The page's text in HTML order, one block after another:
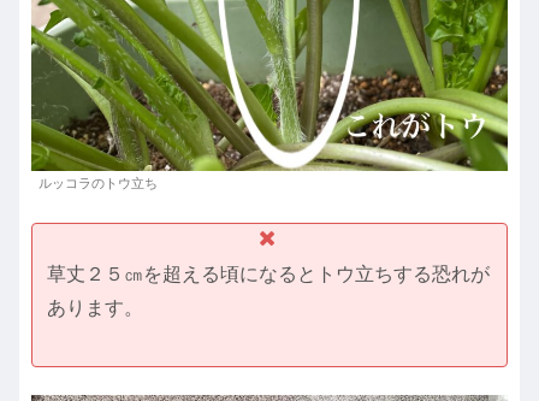
ルッコラのトウ立ち
草丈２５㎝を超える頃になるとトウ立ちする恐れが
あります。